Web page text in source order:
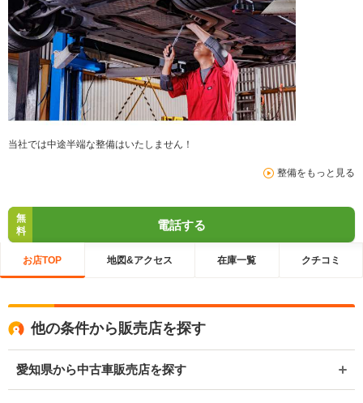
当社では中途半端な整備はいたしません！
整備をもっと見る
無
料
電話する
お店TOP 地図&アクセス 在庫一覧 クチコミ
他の条件から販売店を探す
愛知県から中古車販売店を探す